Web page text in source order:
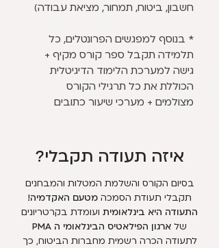
חשבון, ביטוח, תמחור, מציאת עבודה)
* בנוסף למפגשים הפרונטלים, כל
תלמידה תקבל ספר קורס מקיף +
גישה למערכת הלימוד הדיגיטלית
הכוללת את כל תרגילי הקורס
מצולמים + מערכי שיעור כתובים
איזה תעודה תקבלי?
בסיום הקורס והשלמת המטלות והמבחנים
תקבלי תעודת הסמכה מטעם האקדמיה!
התעודה היא בינלאומית ועומדת בקרטריונים
של ארגון הפילאטיס הבינלאומי ה PMA
לתעודה הכרה רשמית מחברות הביטוח, כך